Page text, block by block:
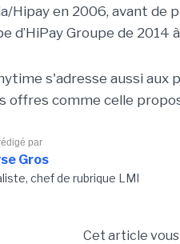
Hipay en 2006, avant de
d’HiPay Groupe de 2014
s'adresse aussi aux
offres comme celle
par
Gros
chef de rubrique LMI
Cet article vous